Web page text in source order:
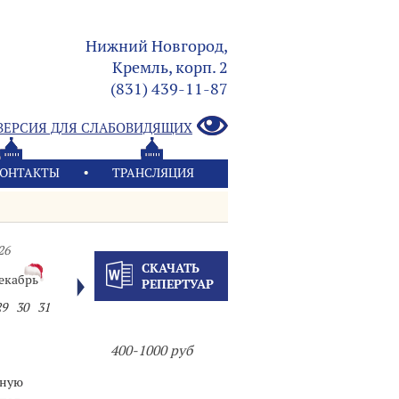
Нижний Новгород,
Кремль, корп. 2
(831) 439-11-87
ДЛЯ СЛАБОВИДЯЩИХ
ТРАНСЛЯЦИЯ
30 31
СКАЧАТЬ
РЕПЕРТУАР
400-1000 руб